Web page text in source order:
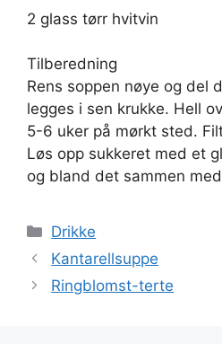
2 glass tørr hvitvin
Tilberedning
Rens soppen nøye og del
legges i sen krukke. Hell
5-6 uker på mørkt sted.
Løs opp sukkeret med et
og bland det sammen
Kategorier
Drikke
Kantarellsuppe
Ringblomst-terte